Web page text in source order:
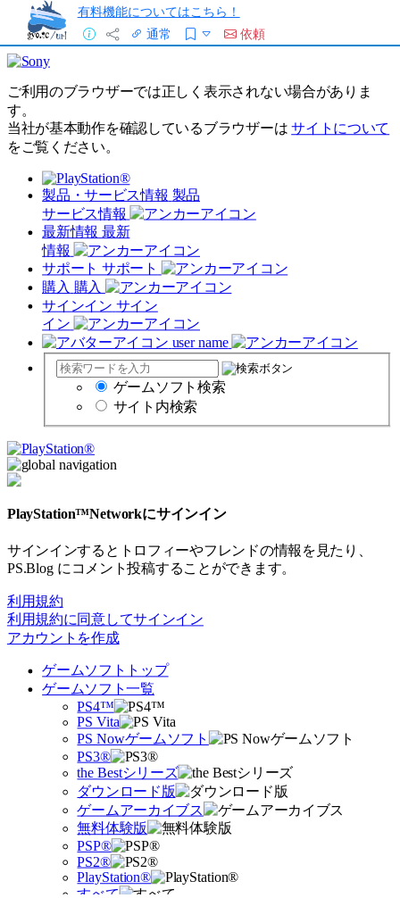
有料機能についてはこちら！
通常
依頼